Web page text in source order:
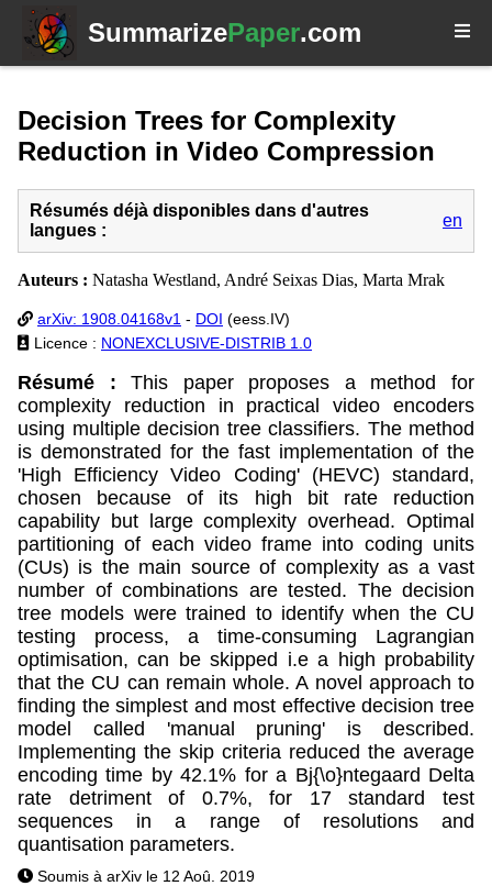
SummarizePaper.com
Decision Trees for Complexity
Reduction in Video Compression
Résumés déjà disponibles dans d'autres
langues :
en
Auteurs : Natasha Westland, André Seixas Dias, Marta Mrak
arXiv: 1908.04168v1 - DOI (eess.IV)
Licence : NONEXCLUSIVE-DISTRIB 1.0
Résumé :
This paper proposes a method for
complexity reduction in practical video encoders
using multiple decision tree classifiers. The method
is demonstrated for the fast implementation of the
'High Efficiency Video Coding' (HEVC) standard,
chosen because of its high bit rate reduction
capability but large complexity overhead. Optimal
partitioning of each video frame into coding units
(CUs) is the main source of complexity as a vast
number of combinations are tested. The decision
tree models were trained to identify when the CU
testing process, a time-consuming Lagrangian
optimisation, can be skipped i.e a high probability
that the CU can remain whole. A novel approach to
finding the simplest and most effective decision tree
model called 'manual pruning' is described.
Implementing the skip criteria reduced the average
encoding time by 42.1% for a Bj{\o}ntegaard Delta
rate detriment of 0.7%, for 17 standard test
sequences in a range of resolutions and
quantisation parameters.
Soumis à arXiv le 12 Aoû. 2019